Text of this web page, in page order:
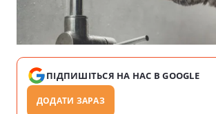
ПІДПИШІТЬСЯ НА НАС В GOOGLE
ДОДАТИ ЗАРАЗ